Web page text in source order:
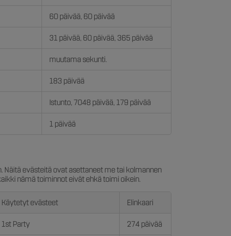
60 päivää, 60 päivää
31 päivää, 60 päivää, 365 päivää
muutama sekunti.
183 päivää
Istunto, 7048 päivää, 179 päivää
1 päivää
Näitä evästeitä ovat asettaneet me tai kolmannen
nämä toiminnot eivät ehkä toimi oikein.
Käytetyt evästeet Elinkaari
1st Party 274 päivää